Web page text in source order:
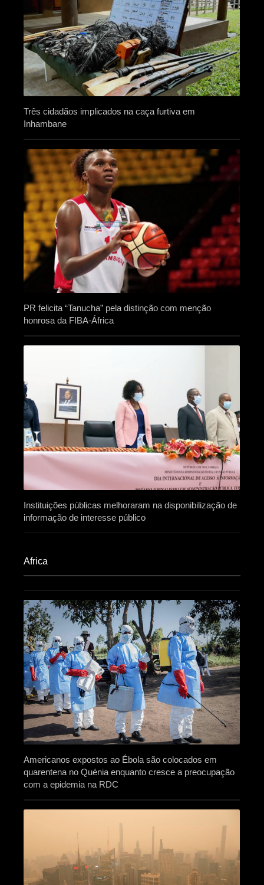
Três cidadãos implicados na caça furtiva em
Inhambane
PR felicita “Tanucha” pela distinção com menção
honrosa da FIBA-África
Instituições públicas melhoraram na disponibilização de
informação de interesse público
Africa​
Americanos expostos ao Ébola são colocados em
quarentena no Quénia enquanto cresce a preocupação
com a epidemia na RDC